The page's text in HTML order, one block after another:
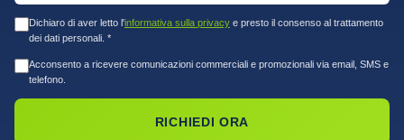
Dichiaro di aver letto l'informativa sulla privacy e presto il consenso al trattamento
dei dati personali. *
Acconsento a ricevere comunicazioni commerciali e promozionali via email, SMS e
telefono.
RICHIEDI ORA